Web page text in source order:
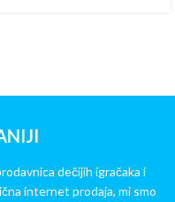
dečijih igračaka i
internet prodaja, mi smo